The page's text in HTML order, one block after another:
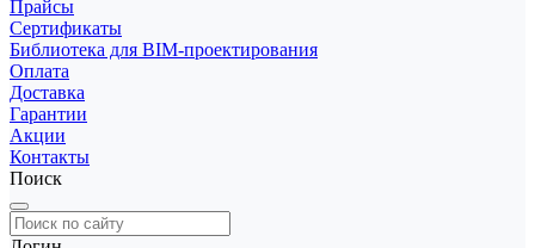
Прайсы
Сертификаты
Библиотека для BIM-проектирования
Оплата
Доставка
Гарантии
Акции
Контакты
Поиск